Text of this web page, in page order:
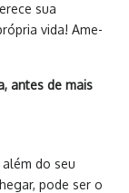
sua
vida! Ame-
antes de mais
do seu
pode ser o